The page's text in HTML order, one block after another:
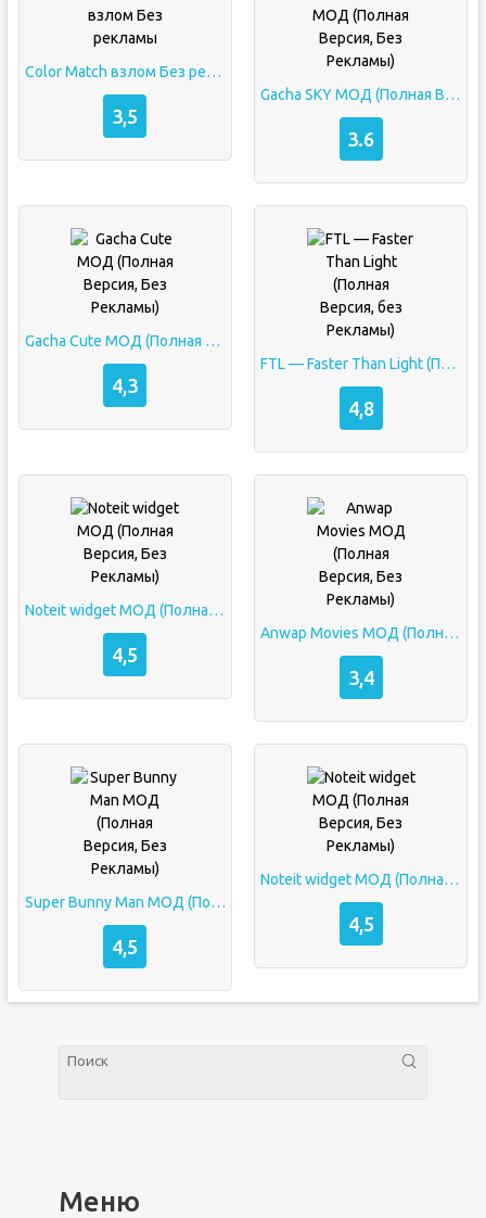
Color Match взлом Без рекламы
3,5
Gacha SKY МОД (Полная Версия, Без Рекламы)
3.6
Gacha Cute МОД (Полная Версия, Без Рекламы)
4,3
FTL — Faster Than Light (Полная Версия, без Рекламы)
4,8
Noteit widget МОД (Полная Версия, Без Рекламы)
4,5
Anwap Movies МОД (Полная Версия, Без Рекламы)
3,4
Super Bunny Man МОД (Полная Версия, Без Рекламы)
4,5
Noteit widget МОД (Полная Версия, Без Рекламы)
4,5
Меню